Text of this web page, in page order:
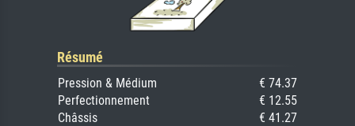
Résumé
Pression & Médium
€ 74.37
Perfectionnement
€ 12.55
Châssis
€ 41.27